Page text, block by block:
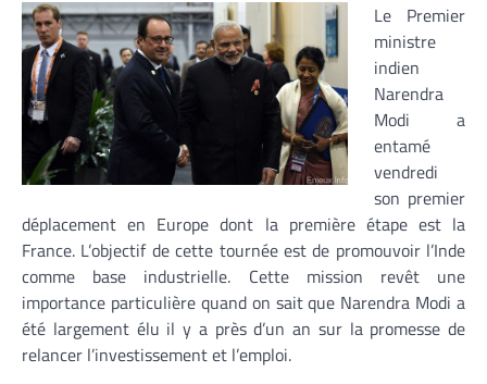
Le Premier
ministre
indien
Narendra
Modi a
entamé
vendredi
son premier
déplacement en Europe dont la première étape est la
France. L’objectif de cette tournée est de promouvoir l’Inde
comme base industrielle. Cette mission revêt une
importance particulière quand on sait que Narendra Modi a
été largement élu il y a près d’un an sur la promesse de
relancer l’investissement et l’emploi.